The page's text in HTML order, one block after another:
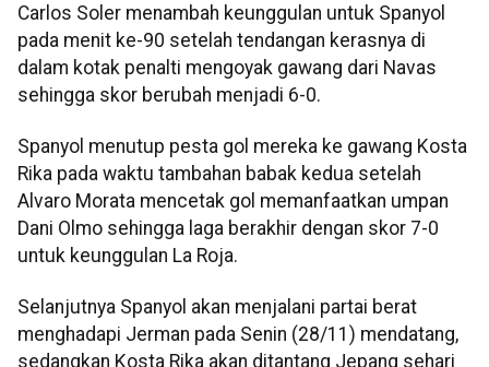
Carlos Soler menambah keunggulan untuk Spanyol
pada menit ke-90 setelah tendangan kerasnya di
dalam kotak penalti mengoyak gawang dari Navas
sehingga skor berubah menjadi 6-0.
Spanyol menutup pesta gol mereka ke gawang Kosta
Rika pada waktu tambahan babak kedua setelah
Alvaro Morata mencetak gol memanfaatkan umpan
Dani Olmo sehingga laga berakhir dengan skor 7-0
untuk keunggulan La Roja.
Selanjutnya Spanyol akan menjalani partai berat
menghadapi Jerman pada Senin (28/11) mendatang,
sedangkan Kosta Rika akan ditantang Jepang sehari